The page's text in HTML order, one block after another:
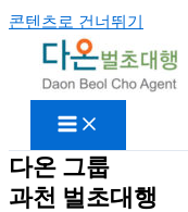
콘텐츠로 건너뛰기
다온 그룹
과천 벌초대행